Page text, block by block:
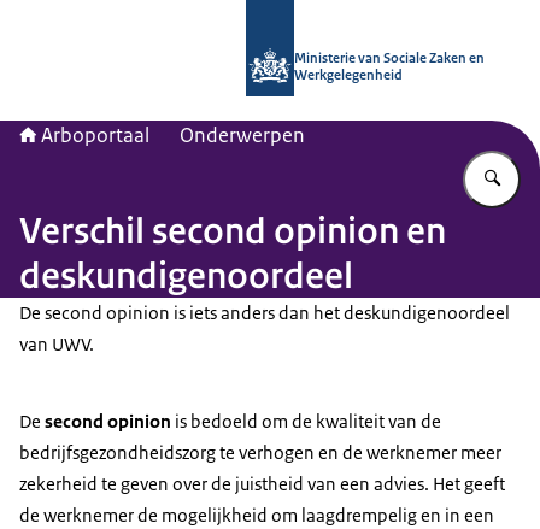
Ministerie van Sociale Zaken en
Werkgelegenheid
Arboportaal Onderwerpen
Verschil second opinion en
deskundigenoordeel
De second opinion is iets anders dan het deskundigenoordeel
van UWV.
De second opinion is bedoeld om de kwaliteit van de
bedrijfsgezondheidszorg te verhogen en de werknemer meer
zekerheid te geven over de juistheid van een advies. Het geeft
de werknemer de mogelijkheid om laagdrempelig en in een